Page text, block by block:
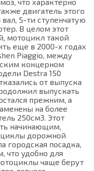
двигатель этого
5-ти ступенчатую
В целом этот
мотоцикл такой
еще в 2000-х годах
Piaggio, между
концерном
Destra 150
от выпуска
выпускать
прежним, а
на более
250см3. Этот
начинающим,
дорожной
городская посадка,
что удобно для
чаще берут